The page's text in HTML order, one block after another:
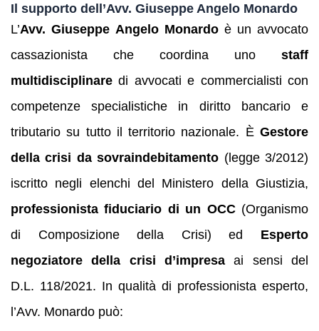
Il supporto dell’Avv. Giuseppe Angelo Monardo
L’Avv. Giuseppe Angelo Monardo è un avvocato
cassazionista che coordina uno staff
multidisciplinare di avvocati e commercialisti con
competenze specialistiche in diritto bancario e
tributario su tutto il territorio nazionale. È Gestore
della crisi da sovraindebitamento (legge 3/2012)
iscritto negli elenchi del Ministero della Giustizia,
professionista fiduciario di un OCC(Organismo
di Composizione della Crisi) ed Esperto
negoziatore della crisi d’impresa ai sensi del
D.L. 118/2021. In qualità di professionista esperto,
l’Avv. Monardo può: